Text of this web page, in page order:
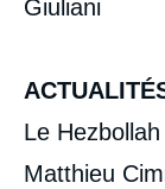
Giuliani
Le
Matthieu